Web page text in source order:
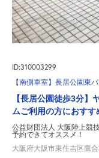
ID:310003299
【南側車室】長居公園東
【長居公園徒歩3分】
ムご利用の方におすす
公益財団法人 大阪陸上競
予約できてオススメ！
大阪府大阪市東住吉区鷹